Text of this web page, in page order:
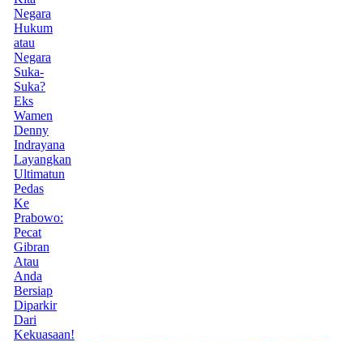
Negara
Hukum
atau
Negara
Suka-
Suka?
Eks
Wamen
Denny
Indrayana
Layangkan
Ultimatun
Pedas
Ke
Prabowo:
Pecat
Gibran
Atau
Anda
Bersiap
Diparkir
Dari
Kekuasaan!